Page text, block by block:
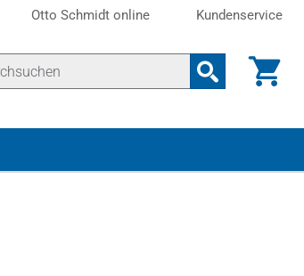
Otto Schmidt online Kundenservice